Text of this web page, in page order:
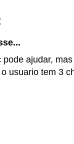
pode ajudar,
usuario tem 3